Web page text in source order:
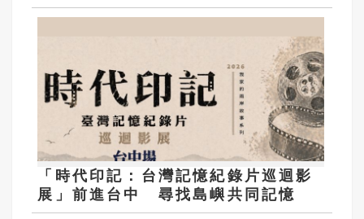
「時代印記：台灣記憶紀錄片巡迴影
展」前進台中 尋找島嶼共同記憶